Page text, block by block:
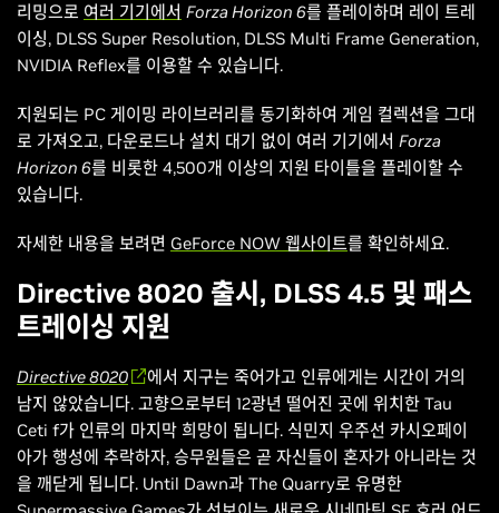
리밍으로 여러 기기에서 Forza Horizon 6를 플레이하며 레이 트레
이싱, DLSS Super Resolution, DLSS Multi Frame Generation,
NVIDIA Reflex를 이용할 수 있습니다.
지원되는 PC 게이밍 라이브러리를 동기화하여 게임 컬렉션을 그대
로 가져오고, 다운로드나 설치 대기 없이 여러 기기에서 Forza
Horizon 6를 비롯한 4,500개 이상의 지원 타이틀을 플레이할 수
있습니다.
자세한 내용을 보려면 GeForce NOW 웹사이트를 확인하세요.
Directive 8020 출시, DLSS 4.5 및 패스
트레이싱 지원
Directive 8020
에서 지구는 죽어가고 인류에게는 시간이 거의
남지 않았습니다. 고향으로부터 12광년 떨어진 곳에 위치한 Tau
Ceti f가 인류의 마지막 희망이 됩니다. 식민지 우주선 카시오페이
아가 행성에 추락하자, 승무원들은 곧 자신들이 혼자가 아니라는 것
을 깨닫게 됩니다. Until Dawn과 The Quarry로 유명한